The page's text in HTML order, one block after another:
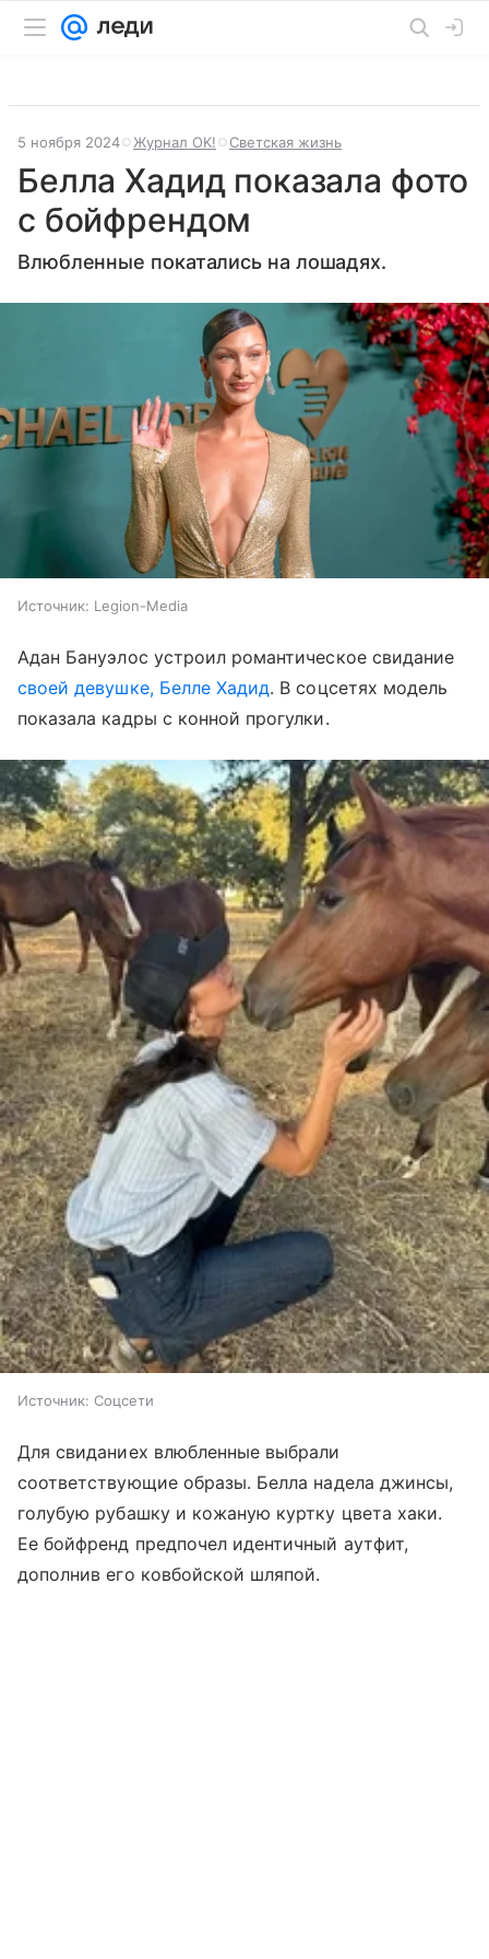
5 ноября 2024 Журнал OK! Светская жизнь
Белла Хадид показала фото
с бойфрендом
Влюбленные покатались на лошадях.
Источник: Legion-Media
Адан Бануэлос устроил романтическое свидание
своей девушке, Белле Хадид. В соцсетях модель
показала кадры с конной прогулки.
Источник: Соцсети
Для свиданиех влюбленные выбрали
соответствующие образы. Белла надела джинсы,
голубую рубашку и кожаную куртку цвета хаки.
Ее бойфренд предпочел идентичный аутфит,
дополнив его ковбойской шляпой.